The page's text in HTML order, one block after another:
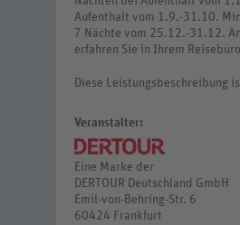
Aufenthalt vom 1.9.-31.10.
7 Nächte vom 25.12.-31.12.
erfahren Sie in Ihrem Reisebüro
Diese
Veranstalter:
Eine Marke der
DERTOUR Deutschland GmbH
Emil-von-Behring-Str. 6
60424 Frankfurt